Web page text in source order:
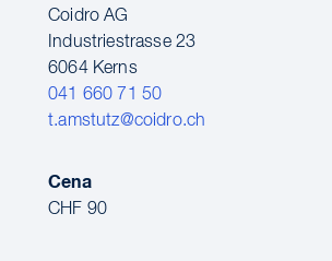
Coidro AG
Industriestrasse 23
6064 Kerns
041 660 71 50
t.amstutz@coidro.ch
Cena
CHF 90